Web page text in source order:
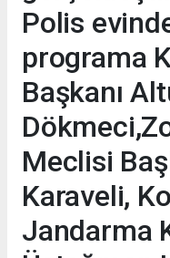
Polis
programa
Başkanı
Meclisi
Karaveli,
Jandarma